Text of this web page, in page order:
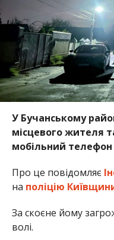
У Бучанському
місцевого жителя
мобільний телефон
Про це повідомляє
на поліцію
За скоєне йому
волі.